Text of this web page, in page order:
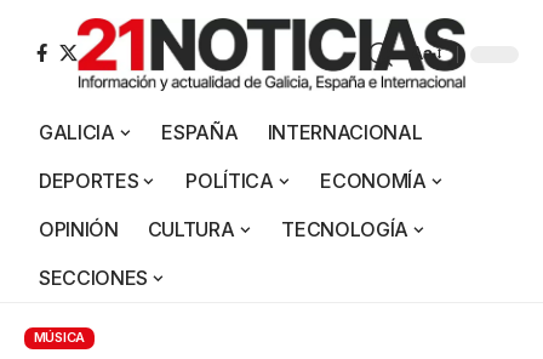
Aa
GALICIA ESPAÑA
INTERNACIONAL
DEPORTES
POLÍTICA
ECONOMÍA
OPINIÓN
CULTURA
TECNOLOGÍA
SECCIONES
MÚSICA